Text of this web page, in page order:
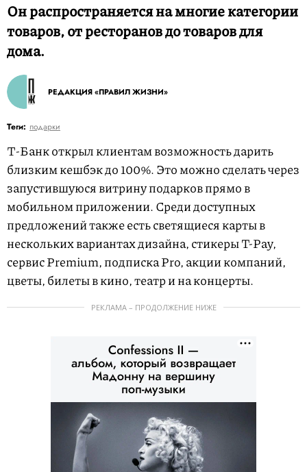
Он распространяется на многие категории
товаров, от ресторанов до товаров для
дома.
РЕДАКЦИЯ «ПРАВИЛ ЖИЗНИ»
Теги: подарки
Т-Банк открыл клиентам возможность дарить
близким кешбэк до 100%. Это можно сделать через
запустившуюся витрину подарков прямо в
мобильном приложении. Среди доступных
предложений также есть светящиеся карты в
нескольких вариантах дизайна, стикеры T-Pay,
сервис Premium, подписка Pro, акции компаний,
цветы, билеты в кино, театр и на концерты.
РЕКЛАМА – ПРОДОЛЖЕНИЕ НИЖЕ